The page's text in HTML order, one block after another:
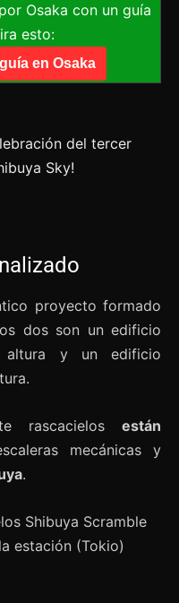
Osaka con un guía
esto:
en Osaka
proyecto formado
dos son un edificio
y un edificio
rascacielosestán
mecánicas y
.